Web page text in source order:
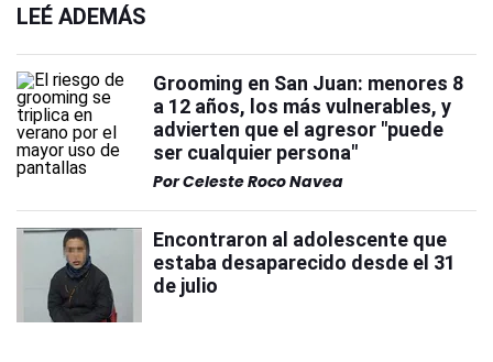
LEÉ ADEMÁS
Grooming en San Juan: menores 8
a 12 años, los más vulnerables, y
advierten que el agresor "puede
ser cualquier persona"
PorCeleste Roco Navea
Encontraron al adolescente que
estaba desaparecido desde el 31
de julio